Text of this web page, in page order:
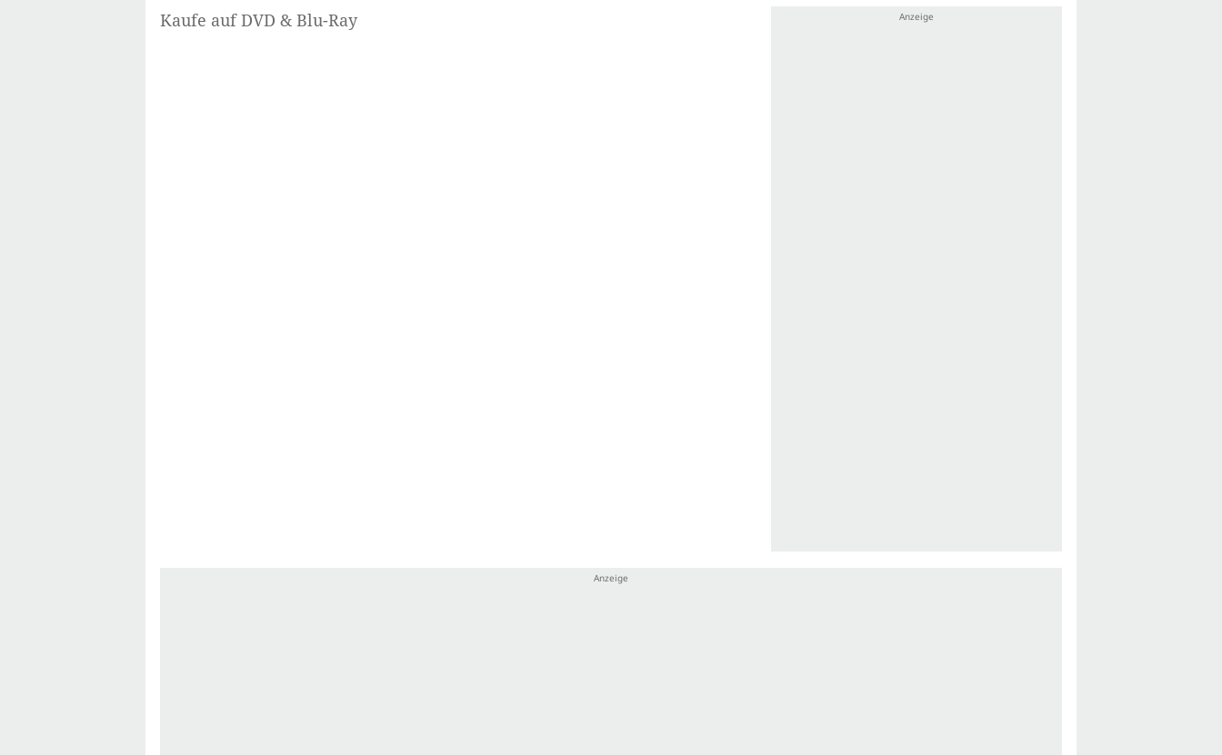
Kaufe auf DVD & Blu-Ray